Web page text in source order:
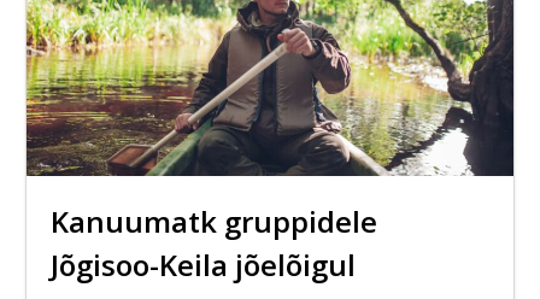
Kanuumatk gruppidele
Jõgisoo-Keila jõelõigul